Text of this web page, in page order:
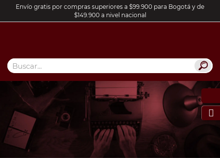
Envío gratis por compras superiores a $99.900 para Bogotá y de
$149.900 a nivel nacional
